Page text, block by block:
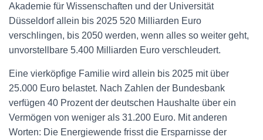
Akademie für Wissenschaften und der Universität
Düsseldorf allein bis 2025 520 Milliarden Euro
verschlingen, bis 2050 werden, wenn alles so weiter geht,
unvorstellbare 5.400 Milliarden Euro verschleudert.
Eine vierköpfige Familie wird allein bis 2025 mit über
25.000 Euro belastet. Nach Zahlen der Bundesbank
verfügen 40 Prozent der deutschen Haushalte über ein
Vermögen von weniger als 31.200 Euro. Mit anderen
Worten: Die Energiewende frisst die Ersparnisse der